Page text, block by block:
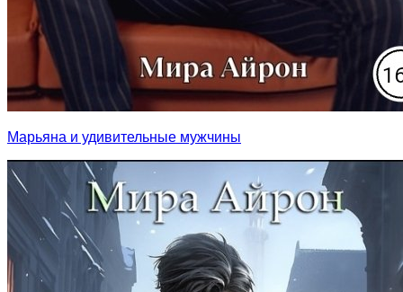
Марьяна и удивительные мужчины